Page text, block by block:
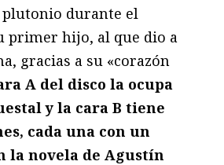
plutonio durante el
primer hijo, al que dio a
gracias a su «corazón
A del disco la ocupa
y la cara B tiene
cada una con un
la novela de Agustín